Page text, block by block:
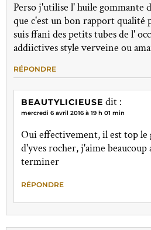
Perso j'utilise l' huile gommante
que c'est un bon rapport qualité
suis ffani des petits tubes de l'
addiictives style verveine ou
RÉPONDRE
BEAUTYLICIEUSE dit :
mercredi 6 avril 2016 à 19 h 01 min
Oui effectivement, il est top le
d'yves rocher, j'aime beaucoup
terminer
RÉPONDRE